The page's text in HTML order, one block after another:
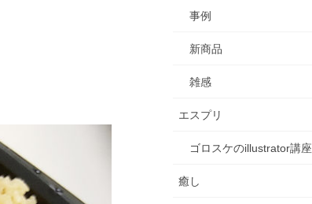
事例
新商品
雑感
エスプリ
ゴロスケのillustrator講座
癒し